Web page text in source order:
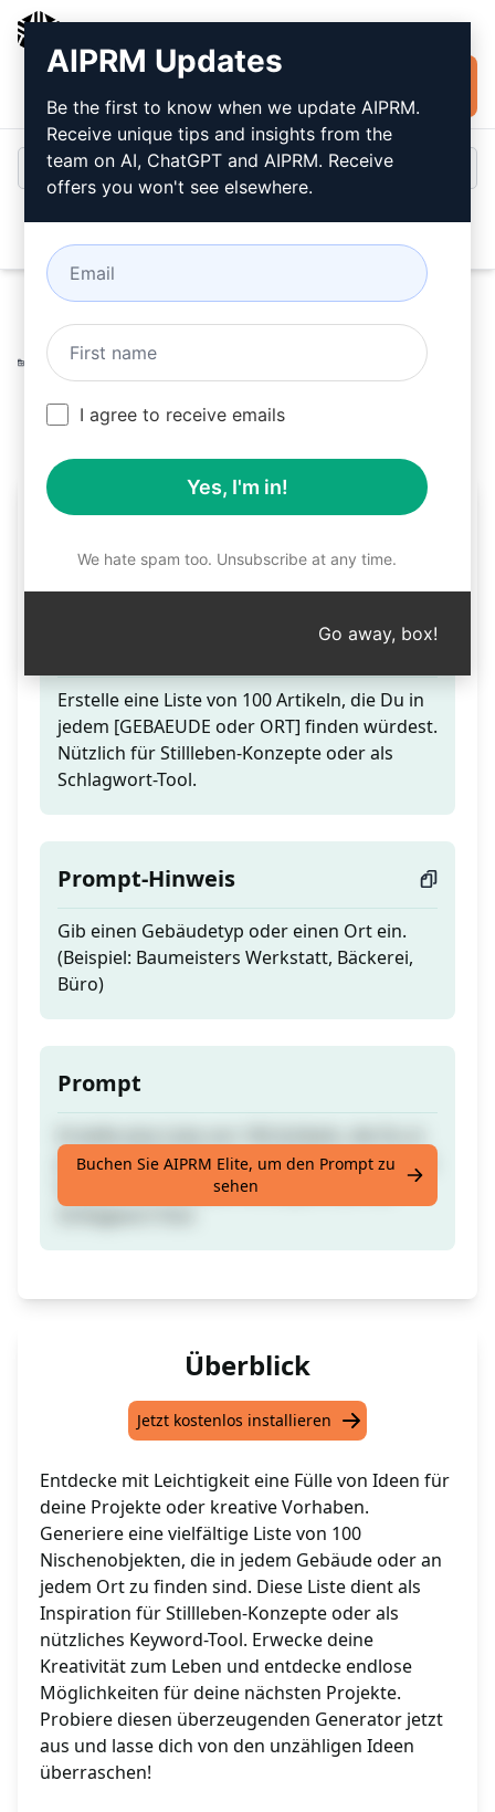
installieren
Home / AI Prompts für ChatGPT Productivity Prompts
Respond Prompts
Generator für Nischenartikel-Liste
1,989
0 1,189
Generator für
Nischenartikel-Liste
Erstelle eine Liste von 100 Artikeln, die Du in
jedem [GEBAEUDE oder ORT] finden würdest.
Nützlich für Stillleben-Konzepte oder als
Schlagwort-Tool.
Prompt-Hinweis
Gib einen Gebäudetyp oder einen Ort ein.
(Beispiel: Baumeisters Werkstatt, Bäckerei,
Büro)
Prompt
jedem [GEBAEUDE oder ORT] finden würdest.
Nützlich für Stillleben-Konzepte oder als
Buchen Sie AIPRM Elite, um den Prompt zu
sehen
Überblick
Jetzt kostenlos installieren
Entdecke mit Leichtigkeit eine Fülle von Ideen für
deine Projekte oder kreative Vorhaben.
Generiere eine vielfältige Liste von 100
Nischenobjekten, die in jedem Gebäude oder an
jedem Ort zu finden sind. Diese Liste dient als
Inspiration für Stillleben-Konzepte oder als
nützliches Keyword-Tool. Erwecke deine
Kreativität zum Leben und entdecke endlose
Möglichkeiten für deine nächsten Projekte.
Probiere diesen überzeugenden Generator jetzt
aus und lasse dich von den unzähligen Ideen
überraschen!
AIPRM Updates
Be the first to know when we update AIPRM.
Receive unique tips and insights from the
team on AI, ChatGPT and AIPRM. Receive
offers you won't see elsewhere.
I agree to receive emails
Yes, I'm in!
We hate spam too. Unsubscribe at any time.
Go away, box!